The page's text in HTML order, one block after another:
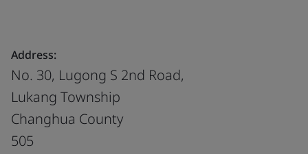
Address:
No. 30, Lugong S 2nd Road,
Lukang Township
Changhua County
505